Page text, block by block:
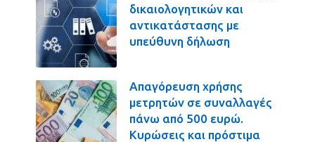
δικαιολογητικών και
αντικατάστασης με
υπεύθυνη δήλωση
Απαγόρευση χρήσης
μετρητών σε συναλλαγές
πάνω από 500 ευρώ.
Κυρώσεις και πρόστιμα